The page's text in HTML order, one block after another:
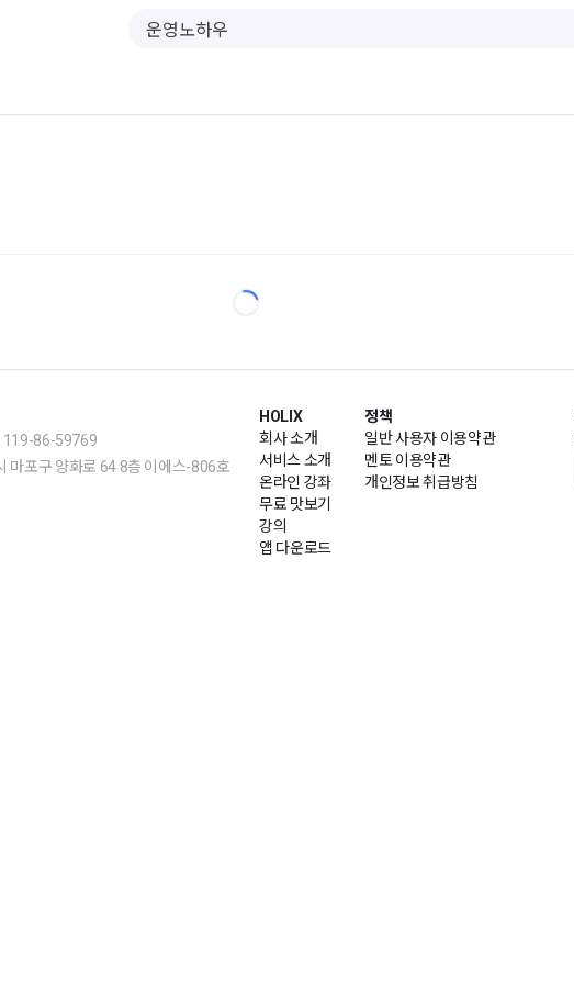
HOLIX
회사 소개
서비스 소개
온라인 강좌
무료 맛보기
강의
앱 다운로드
정책
일반 사용자 이용약관
멘토 이용약관
개인정보 취급방침
119-86-59769
마포구 양화로 64 8층 이에스-806호